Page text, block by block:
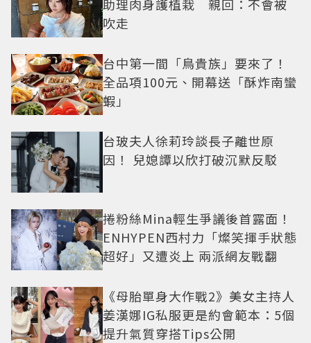
助理肉身護植栽 親回：不會被
吹走
台中第一間「鳥貴族」要來了！
全品項100元、開幕送「酥炸南蠻
蝦」
台玻夫人徐莉玲談長子離世原
因！ 兒媳譚以欣打破沉默反駁
捲粉絲Mina輕生爭議後首露面！
ENHYPEN西村力「燦笑揮手狀態
超好」又遭炎上 兩派網友戰翻
《母胎單身大作戰2》美女主持人
姜漢娜IG私服更是約會範本：5個
提升氣質穿搭Tips公開